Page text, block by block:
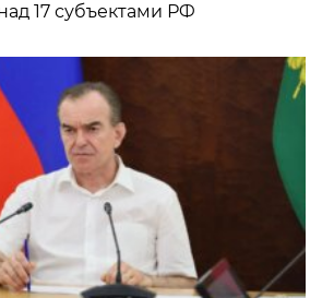
17 субъектами РФ